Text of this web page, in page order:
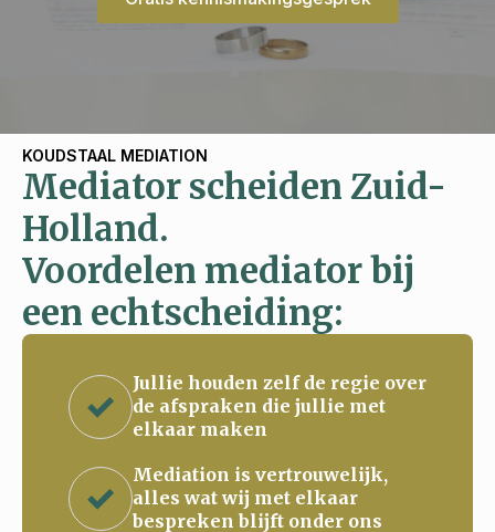
KOUDSTAAL MEDIATION
Mediator scheiden Zuid-
Holland.
Voordelen mediator bij
een echtscheiding:
Jullie houden zelf de regie over
de afspraken die jullie met
elkaar maken
Mediation is vertrouwelijk,
alles wat wij met elkaar
bespreken blijft onder ons